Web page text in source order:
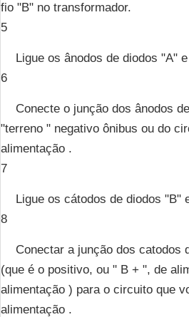
fio "B" no transformador.
5
Ligue os ânodos de diodos "A"
6
Conecte o junção dos ânodos
"terreno " negativo ônibus ou do
alimentação .
7
Ligue os cátodos de diodos "B"
8
Conectar a junção dos catodos
(que é o positivo, ou " B + ", de
alimentação ) para o circuito que
alimentação .